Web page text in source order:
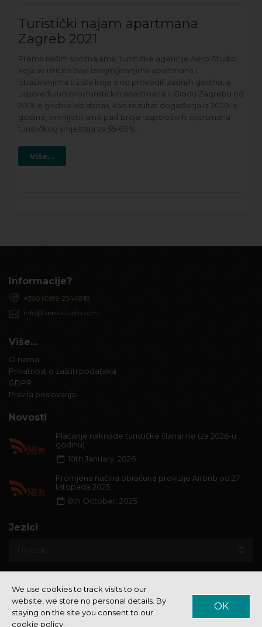
Turistički najam apartmana
Zagreb 2021
Prema našim spoznajama, turističke agencije Aero Studio
koja se izričito bavi iznajmljivanjima apartmana i
istraživanjima tržišta koje smo provodili zadnjih godina, a
uspoređujući broj turističkih apartmana u Gradu Zagrebu od
2019-e godine do danas, kao rezultat događanja iz 2020-e
godine, primijetili smo pad broja raspoloživih apartmana
turističkog smještaja za 55-60%.
Više...
Informacije?
+385 (0)99 2544818
info@aero-studio.com
Više...
O nama
Privatnost o zaštiti podataka
GDPR
Pravila poslovanja
Novosti
Plaćanje naknade turističke članarine (za 2026-u
godinu)
10th January, 2026
Promjena načina obračuna provizije Airbnb od 27.
listopada 2025.
8th October, 2025
Jezici
© Aero Studio 2022
We use cookies to track visits to our
website, we store no personal details. By
staying on the site you consent to our
cookie policy.
OK